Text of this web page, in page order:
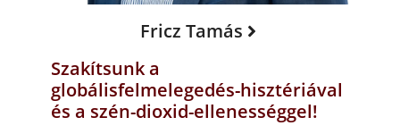
Fricz Tamás
Szakítsunk a
globálisfelmelegedés-hisztériával
és a szén-dioxid-ellenességgel!